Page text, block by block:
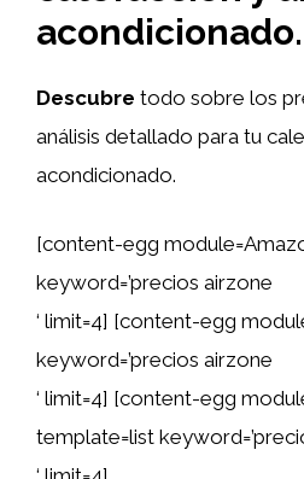
acondicionado.
Descubre todo sobre los
análisis detallado para tu
acondicionado.
[content-egg
keyword=’precios airzone
‘ limit=4] [content-egg
keyword=’precios airzone
‘ limit=4] [content-egg
template=list